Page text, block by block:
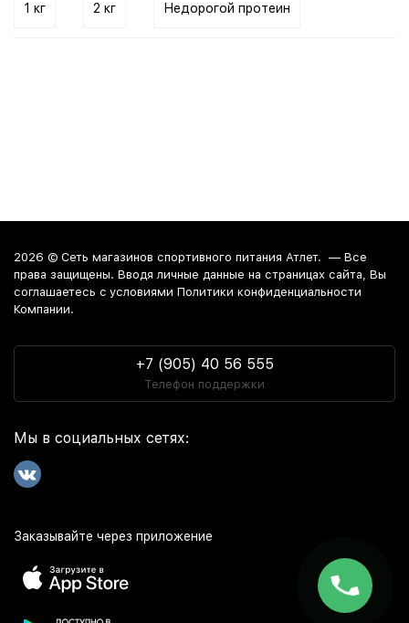
Кроме того на нашем сайте, по телефону и в розничных
1 кг 2 кг Недорогой протеин
2026 © Сеть магазинов спортивного питания Атлет. — Все
права защищены. Вводя личные данные на страницах сайта, Вы
соглашаетесь c условиями Политики конфиденциальности
Компании.
+7 (905) 40 56 555
Телефон поддержки
Мы в социальных сетях:
Заказывайте через приложение